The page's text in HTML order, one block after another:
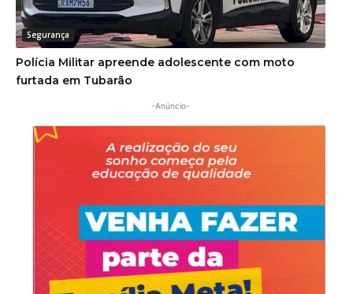
Segurança
Polícia Militar apreende adolescente com moto
furtada em Tubarão
-Anúncio-